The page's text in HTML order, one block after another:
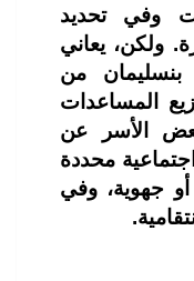
وفي تحديد
ولكن، يعاني
بنسليمان من
المساعدات
بعض الأسر عن
محددة
أو جهوية، وفي